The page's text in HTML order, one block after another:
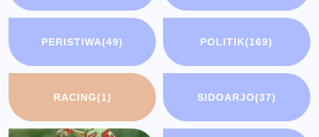
PERISTIWA(49) POLITIK(169)
RACING(1) SIDOARJO(37)